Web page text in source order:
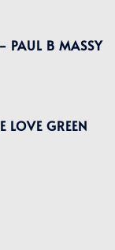
PAUL B MASSY
LOVE GREEN